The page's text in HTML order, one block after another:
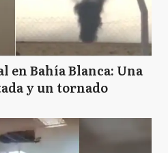
en Bahía Blanca: Una
y un tornado